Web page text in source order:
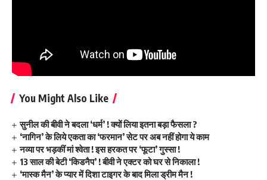
You Might Also Like
सुनील की बीवी ने बदला ‘धर्म’ ! क्यों लिया इतना बड़ा फैसला ?
‘नागिन’ के लिये एकता का ‘फरमान’ सेट पर अब नहीं होगा ये काम
नव्या पर भड़कीं मां श्वेता ! इस हरकत पर ‘फूटा’ गुस्सा !
13 साल की बेटी ‘किडनैप’ ! बीवी ने एक्टर को घर से निकाला !
‘मास्क मैन’ के प्यार में दिशा टाइगर के बाद मिला ड्रीम मैन !